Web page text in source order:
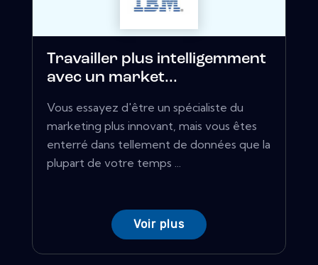
Travailler plus intelligemment
avec un market...
Vous essayez d'être un spécialiste du
marketing plus innovant, mais vous êtes
enterré dans tellement de données que la
plupart de votre temps ...
Voir plus